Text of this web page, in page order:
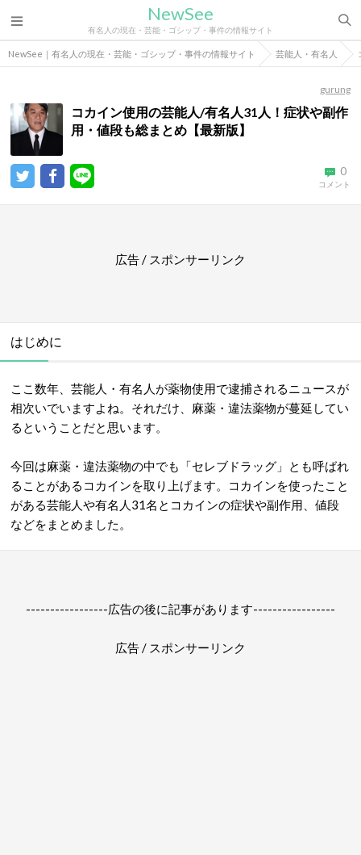
NewSee
有名人の現在・芸能・ゴシップ・事件の情報サイト
NewSee｜有名人の現在・芸能・ゴシップ・事件の情報サイト 芸能人・有名人
gurung
コカイン使用の芸能人/有名人31人！症状や副作
用・値段も総まとめ【最新版】
0
コメント
広告 / スポンサーリンク
はじめに
ここ数年、芸能人・有名人が薬物使用で逮捕されるニュースが
相次いでいますよね。それだけ、麻薬・違法薬物が蔓延してい
るということだと思います。
今回は麻薬・違法薬物の中でも「セレブドラッグ」とも呼ばれ
ることがあるコカインを取り上げます。コカインを使ったこと
がある芸能人や有名人31名とコカインの症状や副作用、値段
などをまとめました。
-----------------広告の後に記事があります-----------------
広告 / スポンサーリンク